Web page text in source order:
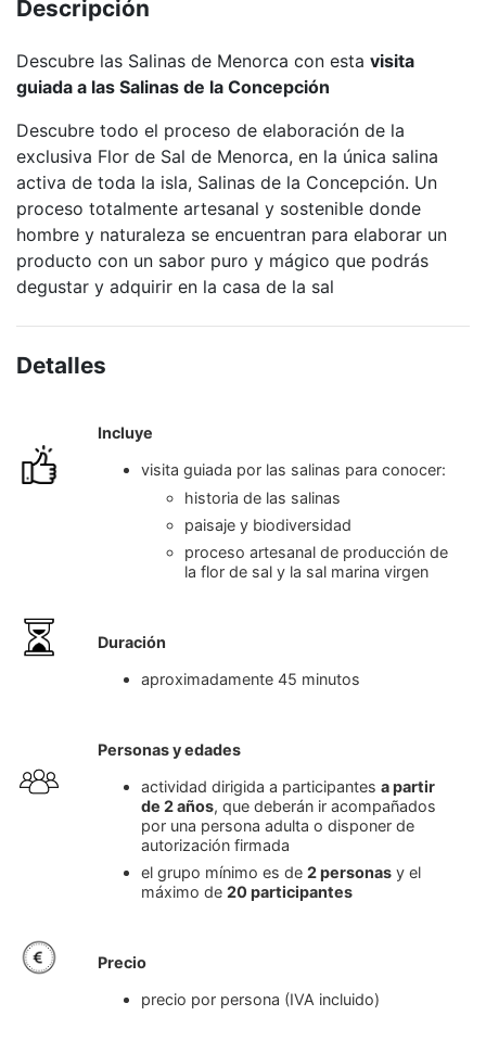
Descripción
Descubre las Salinas de Menorca con esta visita
guiada a las Salinas de la Concepción
Descubre todo el proceso de elaboración de la
exclusiva Flor de Sal de Menorca, en la única salina
activa de toda la isla, Salinas de la Concepción. Un
proceso totalmente artesanal y sostenible donde
hombre y naturaleza se encuentran para elaborar un
producto con un sabor puro y mágico que podrás
degustar y adquirir en la casa de la sal
Detalles
Incluye
visita guiada por las salinas para conocer:
historia de las salinas
paisaje y biodiversidad
proceso artesanal de producción de
la flor de sal y la sal marina virgen
Duración
aproximadamente 45 minutos
Personas y edades
actividad dirigida a participantesa partir
de 2 años, que deberán ir acompañados
por una persona adulta o disponer de
autorización firmada
el grupo mínimo es de2 personas y el
máximo de20participantes
Precio
precio por persona (IVA incluido)